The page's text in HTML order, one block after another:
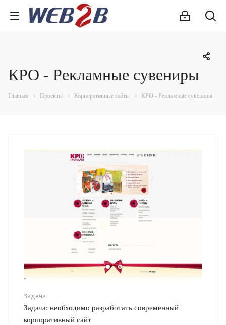
КРО - Рекламные сувениры
Главная Проекты Корпоративные сайты КРО - Рекламные сувениры
Задача
Задача: необходимо разработать современный
корпоративный сайт